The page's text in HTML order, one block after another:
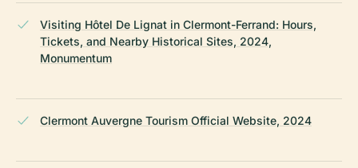
Visiting Hôtel De Lignat in Clermont-Ferrand: Hours,
Tickets, and Nearby Historical Sites, 2024,
Monumentum
Clermont Auvergne Tourism Official Website, 2024